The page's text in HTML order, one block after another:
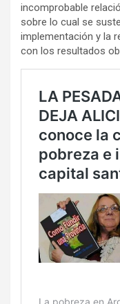
incomprobable
sobre lo cual se
implementación y la
con los resultados